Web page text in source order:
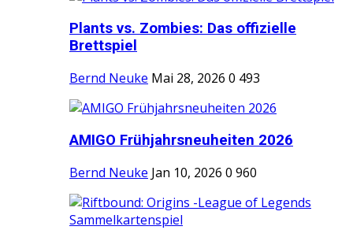
Plants vs. Zombies: Das offizielle
Brettspiel
Bernd Neuke Mai 28, 2026 0 493
AMIGO Frühjahrsneuheiten 2026
Bernd Neuke Jan 10, 2026 0 960